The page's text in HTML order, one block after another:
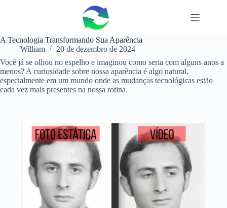
A Tecnologia Transformando Sua Aparência
William
20 de dezembro de 2024
Você já se olhou no espelho e imaginou como seria com alguns anos a
menos? A curiosidade sobre nossa aparência é algo natural,
especialmente em um mundo onde as mudanças tecnológicas estão
cada vez mais presentes na nossa rotina.